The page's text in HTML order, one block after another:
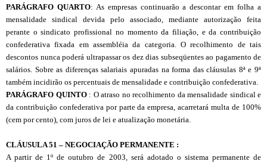
PARÁGRAFO QUARTO: As empresas continuarão a descontar em folha a
mensalidade sindical devida pelo associado, mediante autorização feita
perante o sindicato profissional no momento da filiação, e da contribuição
confederativa fixada em assembléia da categoria. O recolhimento de tais
descontos nunca poderá ultrapassar os dez dias subseqüentes ao pagamento de
salários. Sobre as diferenças salariais apuradas na forma das cláusulas 8ª e 9ª
também incidirão os percentuais de mensalidade e contribuição confederativa.
PARÁGRAFO QUINTO : O atraso no recolhimento da mensalidade sindical e
da contribuição confederativa por parte da empresa, acarretará multa de 100%
(cem por cento), com juros de lei e atualização monetária.
CLÁUSULA 51 – NEGOCIAÇÃO PERMANENTE :
A partir de 1º de outubro de 2003, será adotado o sistema permanente de